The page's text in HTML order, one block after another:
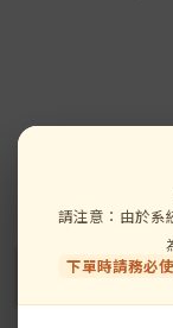
請注意：由於系
下單時請務必